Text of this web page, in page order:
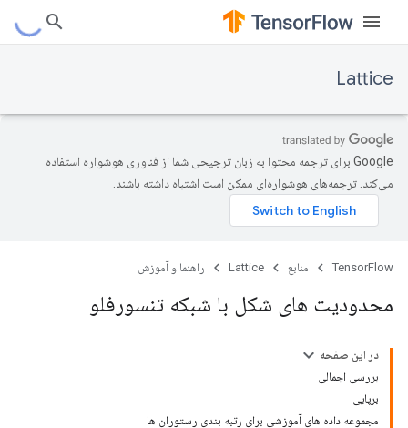
Lattice
‫Google برای ترجمه محتوا به زبان ترجیحی شما از فناوری هوشواره استفاده
می‌کند. ترجمه‌های هوشواره‌ای ممکن است اشتباه داشته باشند.
TensorFlow منابع Lattice راهنما و آموزش
محدودیت های شکل با شبکه تنسورفلو
در این صفحه
بررسی اجمالی
برپایی
مجموعه داده های آموزشی برای رتبه بندی رستوران ها